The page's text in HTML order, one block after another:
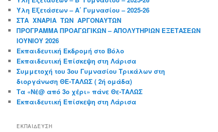
Ύλη Εξετάσεων – Α΄ Γυμνασίου – 2025-26
ΣΤΑ ΧΝΑΡΙΑ ΤΩΝ ΑΡΓΟΝΑΥΤΩΝ
ΠΡΟΓΡΑΜΜΑ ΠΡΟΑΓΩΓΙΚΩΝ – ΑΠΟΛΥΤΗΡΙΩΝ ΕΞΕΤΑΣΕΩΝ
ΙΟΥΝΙΟΥ 2026
Εκπαιδευτική Εκδρομή στο Βόλο
Εκπαιδευτική Επίσκεψη στη Λάρισα
Συμμετοχή του 3ου Γυμνασίου Τρικάλων στη
διοργάνωση ΘΕ-ΤΑΛΩΣ ( 2ή ομάδα)
Τα «Νέ@ από 3ο χέρι» πάνε Θε-ΤΑΛΩΣ
Εκπαιδευτική Επίσκεψη στη Λάρισα
ΕΚΠΑΙΔΕΥΣΗ